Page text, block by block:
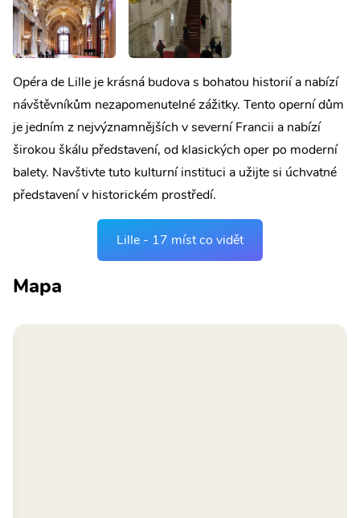
Opéra de Lille je krásná budova s bohatou historií a nabízí
návštěvníkům nezapomenutelné zážitky. Tento operní dům
je jedním z nejvýznamnějších v severní Francii a nabízí
širokou škálu představení, od klasických oper po moderní
balety. Navštivte tuto kulturní instituci a užijte si úchvatné
představení v historickém prostředí.
Lille - 17 míst co vidět
Mapa